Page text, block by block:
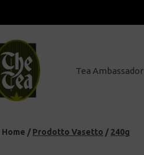
Tea Ambassador
Home / Prodotto Vasetto / 240g